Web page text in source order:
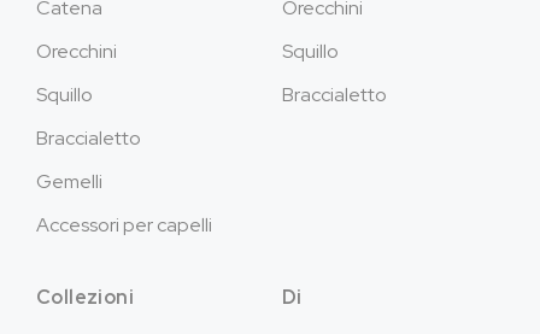
Catena
Orecchini
Squillo
Braccialetto
Gemelli
Accessori per capelli
Orecchini
Squillo
Braccialetto
Collezioni
Di